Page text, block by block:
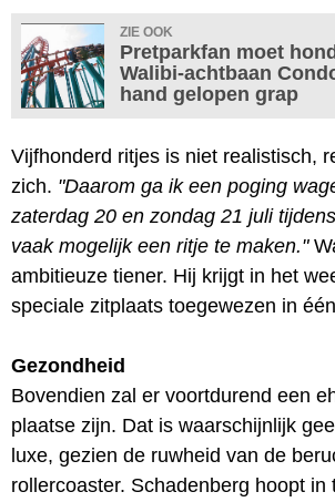
ZIE OOK
Pretparkfan moet
Walibi-achtbaan
hand gelopen grap
Vijfhonderd ritjes is niet realistisch,
zich. "Daarom ga ik een poging
zaterdag 20 en zondag 21 juli
vaak mogelijk een ritje te maken."
ambitieuze tiener. Hij krijgt in het
speciale zitplaats toegewezen in
Gezondheid
Bovendien zal er voortdurend een
plaatse zijn. Dat is waarschijnlijk
luxe, gezien de ruwheid van de
rollercoaster. Schadenberg hoopt in